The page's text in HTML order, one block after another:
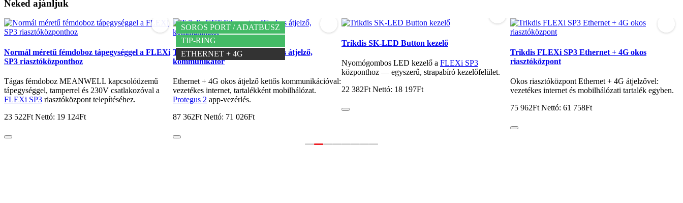
Neked ajánljuk
Normál méretű fémdoboz tápegységgel a FLEXi
SP3 riasztóközponthoz
Tágas fémdoboz MEANWELL kapcsolóüzemű
tápegységgel, tamperrel és 230V csatlakozóval a
FLEXi SP3 riasztóközpont telepítéséhez.
23 522Ft Nettó: 19 124Ft
SOROS PORT / ADATBUSZ
TIP-RING
ETHERNET + 4G
Trikdis GET Ethernet + 4G okos átjelző,
kommunikátor
Ethernet + 4G okos átjelző kettős kommunikációval:
vezetékes internet, tartalékként mobilhálózat.
Protegus 2 app-vezérlés.
87 362Ft Nettó: 71 026Ft
Trikdis SK-LED Button kezelő
Nyomógombos LED kezelő a FLEXi SP3
központhoz — egyszerű, strapabíró kezelőfelület.
22 382Ft Nettó: 18 197Ft
Trikdis FLEXi SP3 Ethernet + 4G okos
riasztóközpont
Okos riasztóközpont Ethernet + 4G átjelzővel:
vezetékes internet és mobilhálózati tartalék egyben.
75 962Ft Nettó: 61 758Ft